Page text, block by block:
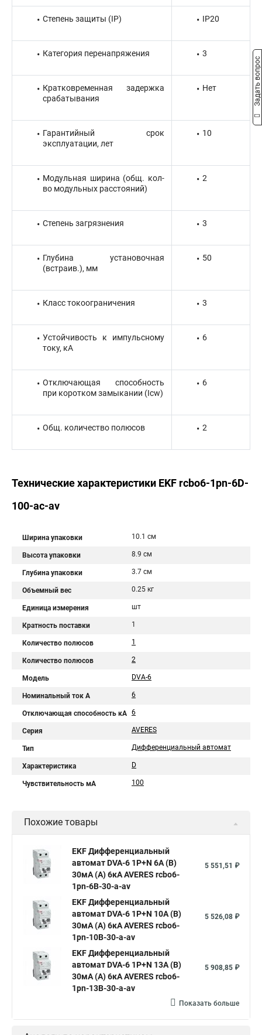
Степень защиты (IP) IP20
Категория перенапряжения 3
Кратковременная задержка
срабатывания
Нет
Гарантийный срок
эксплуатации, лет
10
Модульная ширина (общ. кол-
во модульных расстояний)
2
Степень загрязнения 3
Глубина установочная
(встраив.), мм
50
Класс токоограничения 3
Устойчивость к импульсному
току, кА
6
Отключающая способность
при коротком замыкании (Icw)
6
Общ. количество полюсов 2
Технические характеристики EKF rcbo6-1pn-6D-
100-ac-av
Ширина упаковки 10.1 см
Высота упаковки 8.9 см
Глубина упаковки 3.7 см
Объемный вес 0.25 кг
Единица измерения шт
Кратность поставки 1
Количество полюсов 1
Количество полюсов 2
Модель DVA-6
Номинальный ток A 6
Отключающая способность кА 6
Серия AVERES
Тип Дифференциальный автомат
Характеристика D
Чувствительность мА 100
Похожие товары
EKF Дифференциальный
автомат DVA-6 1P+N 6А (B)
30мА (A) 6кА AVERES rcbo6-
1pn-6B-30-a-av
5 551,51 ₽
EKF Дифференциальный
автомат DVA-6 1P+N 10А (B)
30мА (A) 6кА AVERES rcbo6-
1pn-10B-30-a-av
5 526,08 ₽
EKF Дифференциальный
автомат DVA-6 1P+N 13А (B)
30мА (A) 6кА AVERES rcbo6-
1pn-13B-30-a-av
5 908,85 ₽
Показать больше
Задать вопрос